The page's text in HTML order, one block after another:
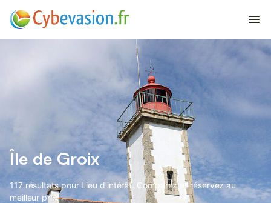
Île de Groix
117 résultats pour Lieu d’intérêt. Comparez et réservez au
meilleur prix!